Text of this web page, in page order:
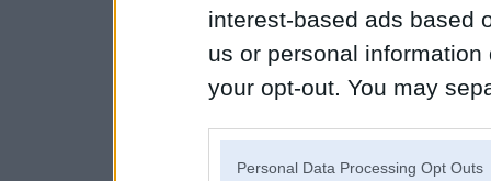
interest-based ads based
us or personal
your opt-out. You may
Personal Data Processing Opt Outs